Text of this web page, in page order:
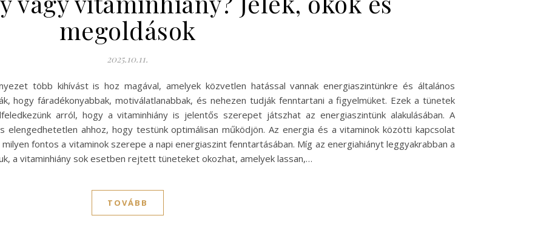
megoldások
2025.10.11.
több kihívást is hoz magával, amelyek közvetlen hatással vannak energiaszintünkre és általános
hogy fáradékonyabbak, motiválatlanabbak, és nehezen tudják fenntartani a figyelmüket. Ezek a tünetek
arról, hogy a vitaminhiány is jelentős szerepet játszhat az energiaszintünk alakulásában. A
elengedhetetlen ahhoz, hogy testünk optimálisan működjön. Az energia és a vitaminok közötti kapcsolat
fontos a vitaminok szerepe a napi energiaszint fenntartásában. Míg az energiahiányt leggyakrabban a
a vitaminhiány sok esetben rejtett tüneteket okozhat, amelyek lassan,…
TOVÁBB